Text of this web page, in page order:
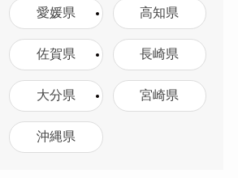
愛媛県 高知県
佐賀県 長崎県
大分県 宮崎県
沖縄県